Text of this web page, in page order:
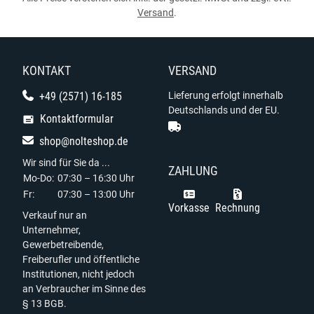
Versand.
KONTAKT
+49 (2571) 16-185
Kontaktformular
shop@nolteshop.de
Wir sind für Sie da ...
Mo-Do: 07:30 – 16:30 Uhr
Fr:
07:30 – 13:00 Uhr
Verkauf nur an
Unternehmer,
Gewerbetreibende,
Freiberufler und öffentliche
Institutionen, nicht jedoch
an Verbraucher im Sinne des
§ 13 BGB.
VERSAND
Lieferung erfolgt innerhalb
Deutschlands und der EU.
ZAHLUNG
Vorkasse Rechnung